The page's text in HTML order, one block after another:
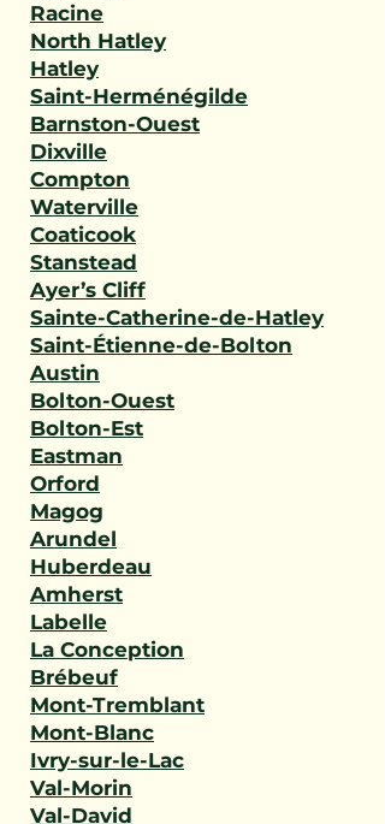
Racine
North Hatley
Hatley
Saint-Herménégilde
Barnston-Ouest
Dixville
Compton
Waterville
Coaticook
Stanstead
Ayer’s Cliff
Sainte-Catherine-de-Hatley
Saint-Étienne-de-Bolton
Austin
Bolton-Ouest
Bolton-Est
Eastman
Orford
Magog
Arundel
Huberdeau
Amherst
Labelle
La Conception
Brébeuf
Mont-Tremblant
Mont-Blanc
Ivry-sur-le-Lac
Val-Morin
Val-David